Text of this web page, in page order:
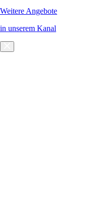
Weitere Angebote
in unserem Kanal